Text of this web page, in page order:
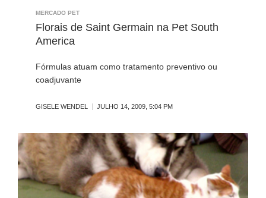
MERCADO PET
Florais de Saint Germain na Pet South
America
Fórmulas atuam como tratamento preventivo ou
coadjuvante
GISELE WENDEL JULHO 14, 2009, 5:04 PM